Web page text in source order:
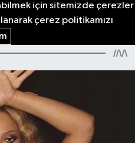
için sitemizde çerezler
çerez politikamızı